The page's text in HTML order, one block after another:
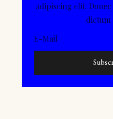
adipiscing elit. Donec
dictum